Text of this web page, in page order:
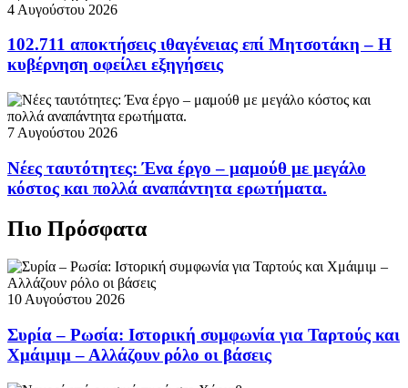
4 Αυγούστου 2026
102.711 αποκτήσεις ιθαγένειας επί Μητσοτάκη – Η
κυβέρνηση οφείλει εξηγήσεις
7 Αυγούστου 2026
Νέες ταυτότητες: Ένα έργο – μαμούθ με μεγάλο
κόστος και πολλά αναπάντητα ερωτήματα.
Πιο Πρόσφατα
10 Αυγούστου 2026
Συρία – Ρωσία: Ιστορική συμφωνία για Ταρτούς και
Χμάιμιμ – Αλλάζουν ρόλο οι βάσεις